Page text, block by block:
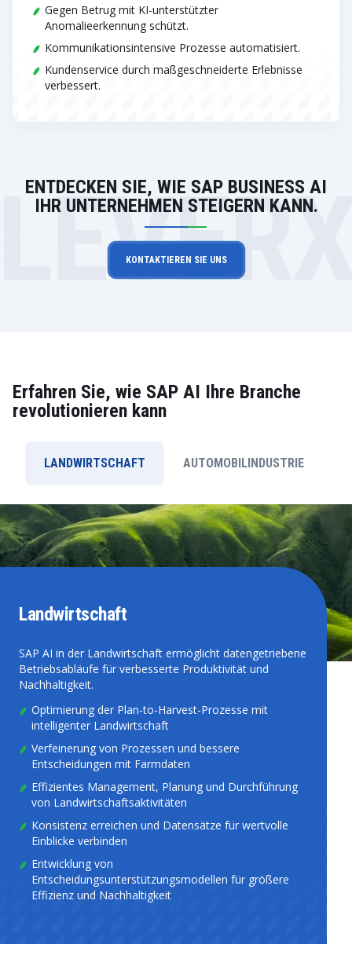
Gegen Betrug mit KI-unterstützter
Anomalieerkennung schützt.
Kommunikationsintensive Prozesse automatisiert.
Kundenservice durch maßgeschneiderte Erlebnisse
verbessert.
ENTDECKEN SIE, WIE SAP BUSINESS AI
IHR UNTERNEHMEN STEIGERN KANN.
KONTAKTIEREN SIE UNS
Erfahren Sie, wie SAP AI Ihre Branche
revolutionieren kann
LANDWIRTSCHAFT AUTOMOBILINDUSTRIE
Landwirtschaft
SAP AI in der Landwirtschaft ermöglicht datengetriebene
Betriebsabläufe für verbesserte Produktivität und
Nachhaltigkeit.
Optimierung der Plan-to-Harvest-Prozesse mit
intelligenter Landwirtschaft
Verfeinerung von Prozessen und bessere
Entscheidungen mit Farmdaten
Effizientes Management, Planung und Durchführung
von Landwirtschaftsaktivitäten
Konsistenz erreichen und Datensätze für wertvolle
Einblicke verbinden
Entwicklung von
Entscheidungsunterstützungsmodellen für größere
Effizienz und Nachhaltigkeit